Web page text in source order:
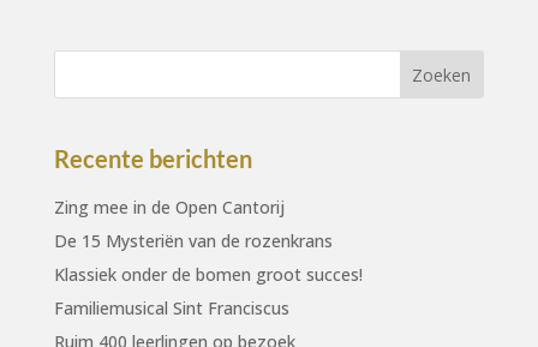
Recente berichten
Zing mee in de Open Cantorij
De 15 Mysteriën van de rozenkrans
Klassiek onder de bomen groot succes!
Familiemusical Sint Franciscus
Ruim 400 leerlingen op bezoek